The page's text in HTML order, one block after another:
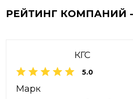
РЕЙТИНГ КОМПАНИЙ
КГС
5.0
Марк